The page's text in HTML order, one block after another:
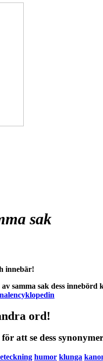
sak
innebär!
av samma sak dess innebörd
ord!
att se dess synonymer
humor klunga